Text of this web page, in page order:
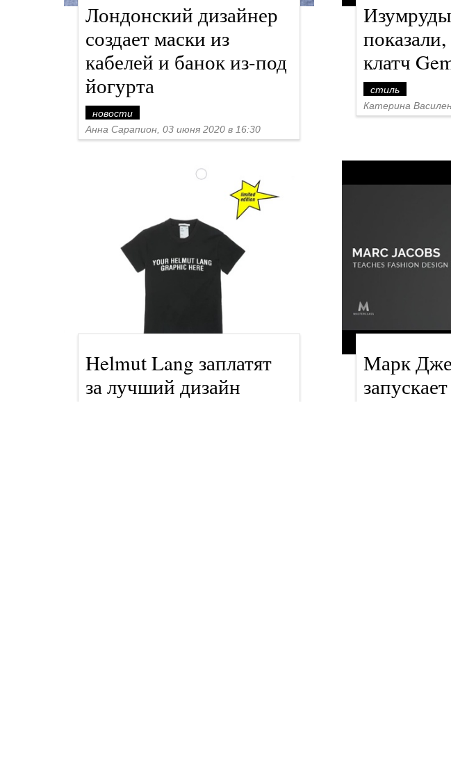
Лондонский дизайнер
создает маски из
кабелей и банок из-под
йогурта
новости
Анна Сарапион, 03 июня 2020 в 16:30
показали,
клатч
стиль
Катерина
Helmut Lang заплатят
за лучший дизайн
Марк